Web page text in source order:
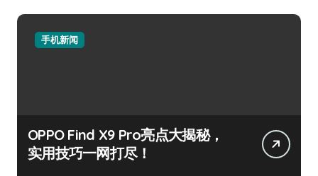
手机新闻
OPPO Find X9 Pro亮点大揭秘，
实用技巧一网打尽！